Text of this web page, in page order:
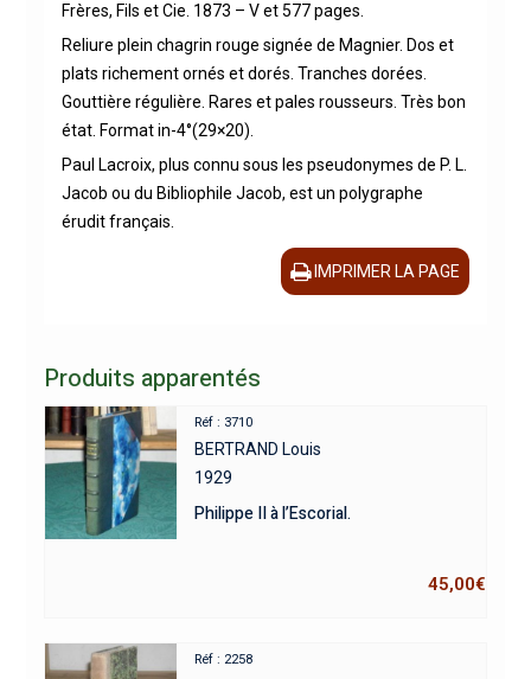
Frères, Fils et Cie. 1873 – V et 577 pages.
Reliure plein chagrin rouge signée de Magnier. Dos et
plats richement ornés et dorés. Tranches dorées.
Gouttière régulière. Rares et pales rousseurs. Très bon
état. Format in-4°(29×20).
Paul Lacroix, plus connu sous les pseudonymes de P. L.
Jacob ou du Bibliophile Jacob, est un polygraphe
érudit français.
IMPRIMER LA PAGE
Produits apparentés
Réf : 3710
BERTRAND Louis
1929
Philippe II à l’Escorial.
45,00€
Réf : 2258